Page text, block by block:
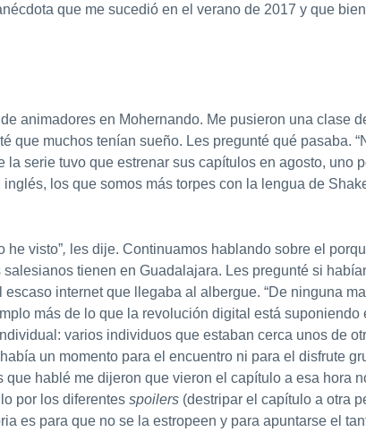
que me sucedió en el verano de 2017 y que
animadores en Mohernando. Me pusieron una clase
que muchos tenían sueño. Les pregunté qué pasaba.
la serie tuvo que estrenar sus capítulos en agosto, uno
los que somos más torpes con la lengua de
he visto”, les dije. Continuamos hablando sobre el
tienen en Guadalajara. Les pregunté si
internet que llegaba al albergue. “De ninguna
más de lo que la revolución digital está suponiendo
varios individuos que estaban cerca unos de
un momento para el encuentro ni para el disfrute
hablé me dijeron que vieron el capítulo a esa hora
por los diferentes spoilers (destripar el capítulo a otra
es para que no se la estropeen y para apuntarse el